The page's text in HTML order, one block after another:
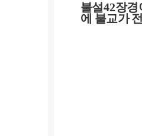
불설42장경
에 불교가